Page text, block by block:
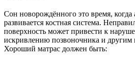
Сон новорождённого это время, когда
развивается костная система.
поверхность может привести к
искривлению позвоночника и другим
Хороший матрас должен быть: